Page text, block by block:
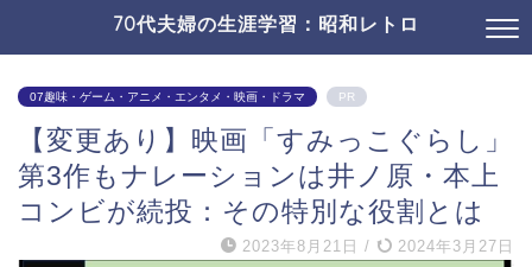
70代夫婦の生涯学習：昭和レトロ
07趣味・ゲーム・アニメ・エンタメ・映画・ドラマ PR
【変更あり】映画「すみっこぐらし」
第3作もナレーションは井ノ原・本上
コンビが続投：その特別な役割とは
2023年8月21日 / 2024年3月27日